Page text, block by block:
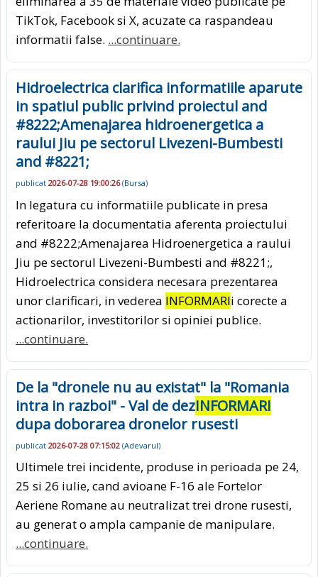
TikTok, Facebook si X, acuzate ca raspandeau
informatii false. ...continuare.
Hidroelectrica clarifica informatiile aparute
in spatiul public privind proiectul and
#8222;Amenajarea hidroenergetica a
raului Jiu pe sectorul Livezeni-Bumbesti
and #8221;
publicat 2026-07-28 19:00:26(Bursa)
In legatura cu informatiile publicate in presa
referitoare la documentatia aferenta proiectului
and #8222;Amenajarea Hidroenergetica a raului
Jiu pe sectorul Livezeni-Bumbesti and #8221;,
Hidroelectrica considera necesara prezentarea
unor clarificari, in vederea INFORMARIi corecte a
actionarilor, investitorilor si opiniei publice.
...continuare.
De la "dronele nu au existat" la "Romania
intra in razboi" - Val de dezINFORMARI
dupa doborarea dronelor rusesti
publicat 2026-07-28 07:15:02 (Adevarul)
Ultimele trei incidente, produse in perioada pe 24,
25 si 26 iulie, cand avioane F-16 ale Fortelor
Aeriene Romane au neutralizat trei drone rusesti,
au generat o ampla campanie de manipulare.
...continuare.